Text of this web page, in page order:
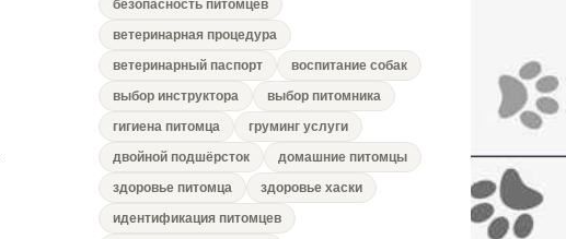
безопасность питомцев
ветеринарная процедура
ветеринарный паспорт
воспитание собак
выбор инструктора
выбор питомника
гигиена питомца
груминг услуги
двойной подшёрсток
домашние питомцы
здоровье питомца
здоровье хаски
идентификация питомцев